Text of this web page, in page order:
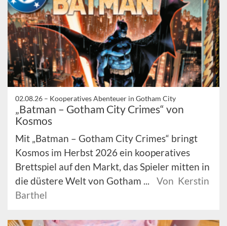
02.08.26 – Kooperatives Abenteuer in Gotham City
„Batman – Gotham City Crimes“ von
Kosmos
Mit „Batman – Gotham City Crimes“ bringt
Kosmos im Herbst 2026 ein kooperatives
Brettspiel auf den Markt, das Spieler mitten in
die düstere Welt von Gotham ...
Von Kerstin
Barthel